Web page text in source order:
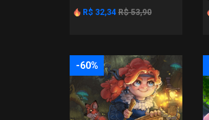
R$ 32,34 R$ 53,90
-60%